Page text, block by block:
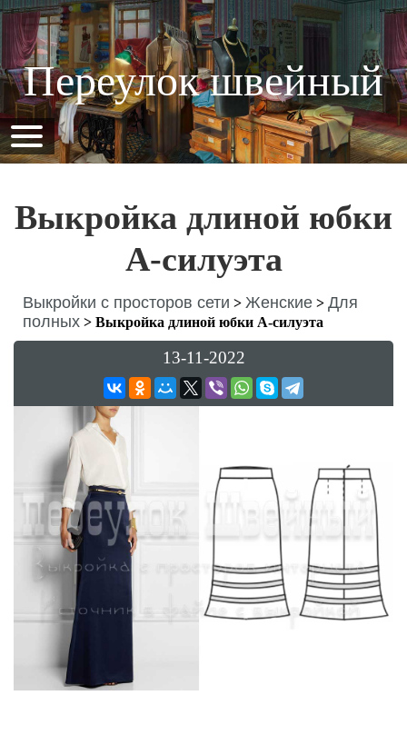
Переулок швейный
Выкройка длиной юбки
А-силуэта
Выкройки с просторов сети > Женские > Для
полных > Выкройка длиной юбки А-силуэта
13-11-2022